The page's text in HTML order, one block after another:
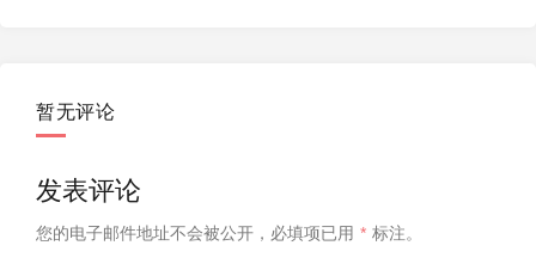
暂无评论
发表评论
您的电子邮件地址不会被公开， 必填项已用 * 标注。